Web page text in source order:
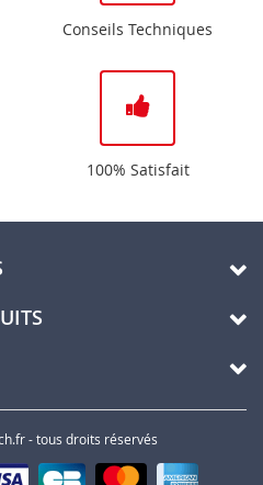
Conseils Techniques
100% Satisfait
- tous droits réservés